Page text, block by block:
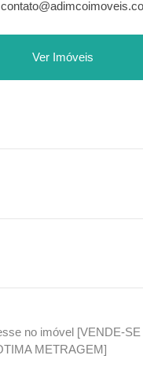
Ver Imóveis